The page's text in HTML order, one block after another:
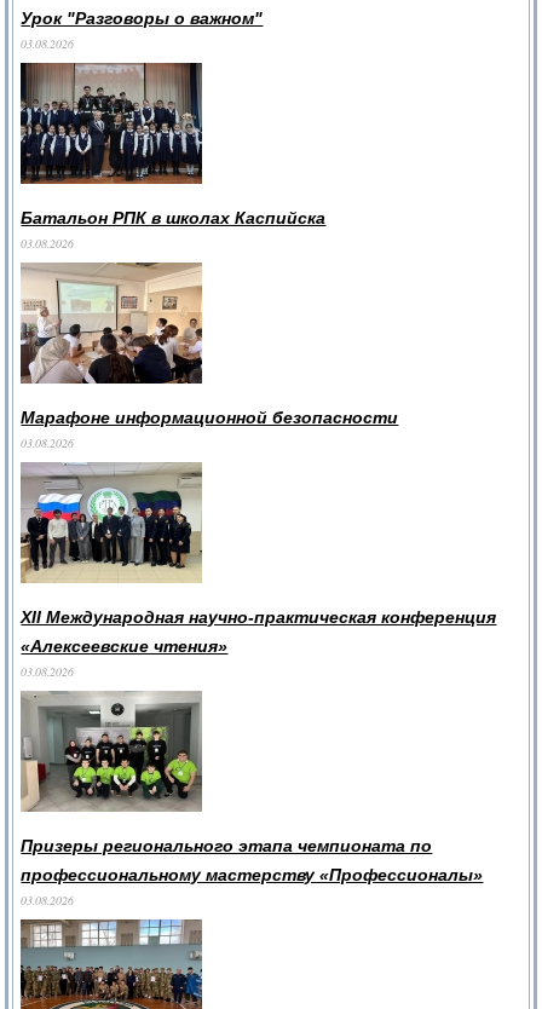
Урок "Разговоры о важном"
03.08.2026
Батальон РПК в школах Каспийска
03.08.2026
Марафоне информационной безопасности
03.08.2026
XII Международная научно-практическая конференция
«Алексеевские чтения»
03.08.2026
Призеры регионального этапа чемпионата по
профессиональному мастерству «Профессионалы»
03.08.2026